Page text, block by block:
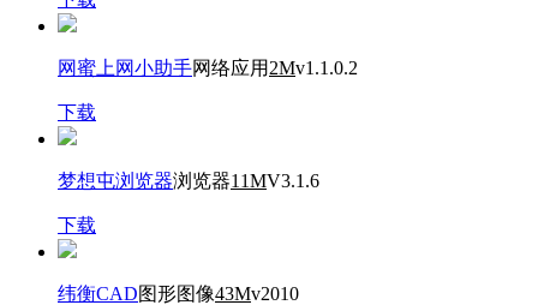
网蜜上网小助手网络应用 2Mv1.1.0.2
下载
梦想屯浏览器浏览器11MV3.1.6
下载
纬衡CAD图形图像43Mv2010